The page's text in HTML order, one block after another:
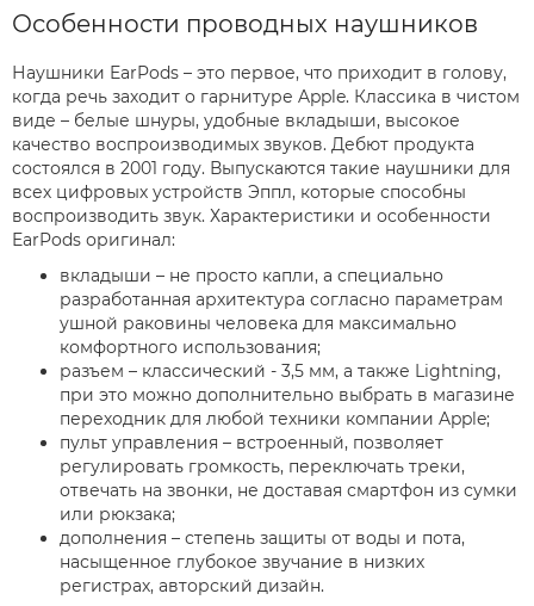
Особенности проводных наушников
Наушники EarPods – это первое, что приходит в голову,
когда речь заходит о гарнитуре Apple. Классика в чистом
виде – белые шнуры, удобные вкладыши, высокое
качество воспроизводимых звуков. Дебют продукта
состоялся в 2001 году. Выпускаются такие наушники для
всех цифровых устройств Эппл, которые способны
воспроизводить звук. Характеристики и особенности
EarPods оригинал:
вкладыши – не просто капли, а специально
разработанная архитектура согласно параметрам
ушной раковины человека для максимально
комфортного использования;
разъем – классический - 3,5 мм, а также Lightning,
при это можно дополнительно выбрать в магазине
переходник для любой техники компании Apple;
пульт управления – встроенный, позволяет
регулировать громкость, переключать треки,
отвечать на звонки, не доставая смартфон из сумки
или рюкзака;
дополнения – степень защиты от воды и пота,
насыщенное глубокое звучание в низких
регистрах, авторский дизайн.